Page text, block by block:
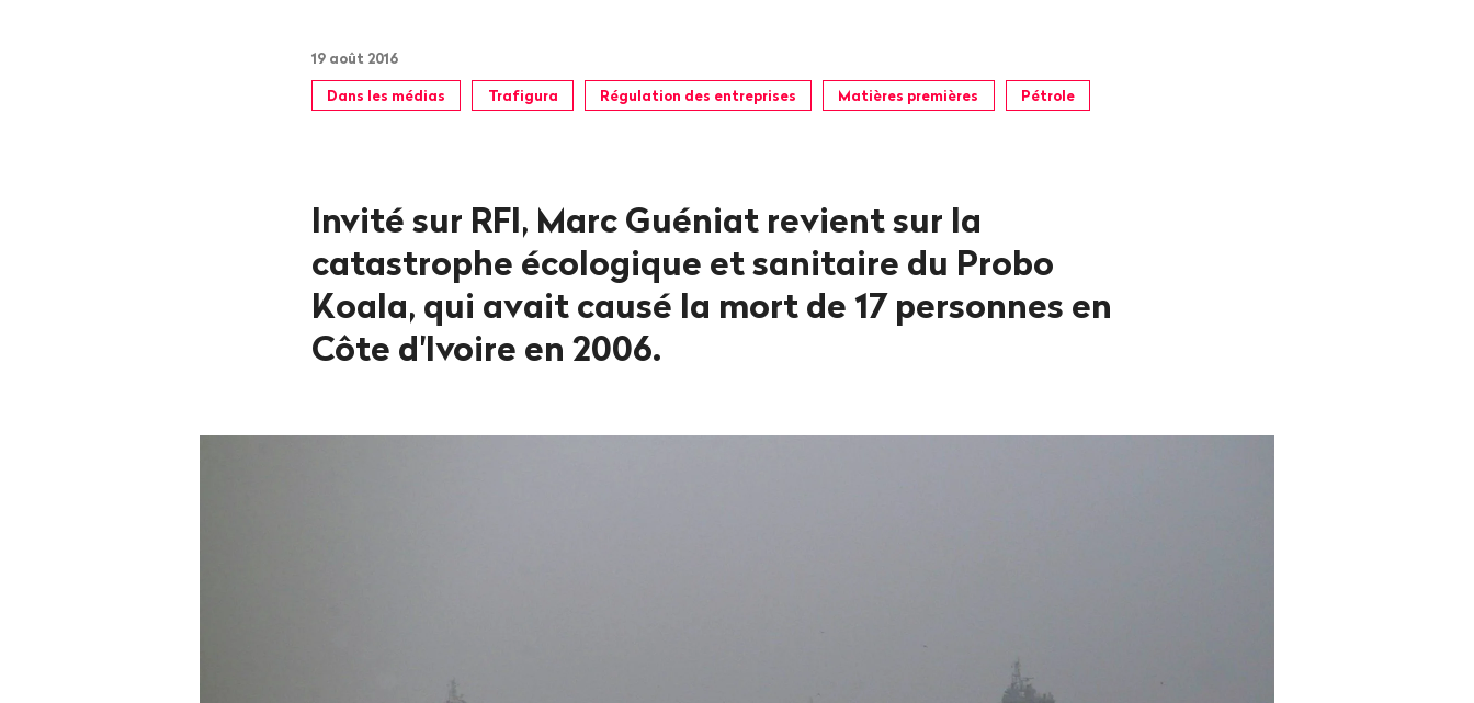
19 août 2016
Dans les médias Trafigura Régulation des entreprises Matières premières Pétrole
Invité sur RFI, Marc Guéniat revient sur la
catastrophe écologique et sanitaire du Probo
Koala, qui avait causé la mort de 17 personnes en
Côte d'Ivoire en 2006.